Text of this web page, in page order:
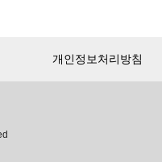
달 무료!
개인정보처리방침